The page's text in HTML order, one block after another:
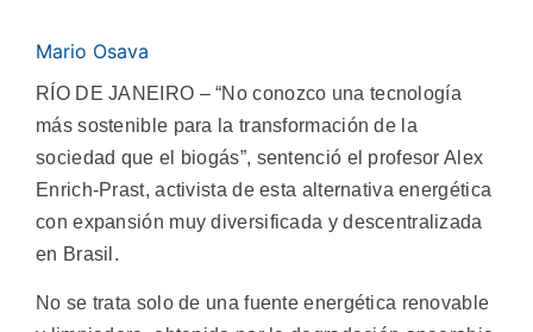
Mario Osava
RÍO DE JANEIRO – “No conozco una tecnología
más sostenible para la transformación de la
sociedad que el biogás”, sentenció el profesor Alex
Enrich-Prast, activista de esta alternativa energética
con expansión muy diversificada y descentralizada
en Brasil.
No se trata solo de una fuente energética renovable